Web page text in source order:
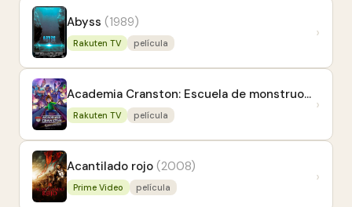
Abyss (1989)
Rakuten TV película
›
Academia Cranston: Escuela de monstruos
Rakuten TV película
›
Acantilado rojo (2008)
Prime Video película
›